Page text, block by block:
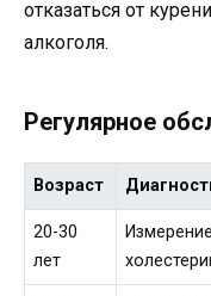
отказаться от
алкоголя.
Регулярное
Возраст
20-30
лет